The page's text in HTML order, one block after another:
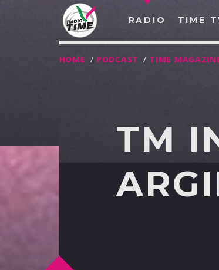
RADIO TIME
HOME / PODCAST / TIME
TM